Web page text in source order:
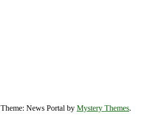
Theme: News Portal by Mystery Themes.